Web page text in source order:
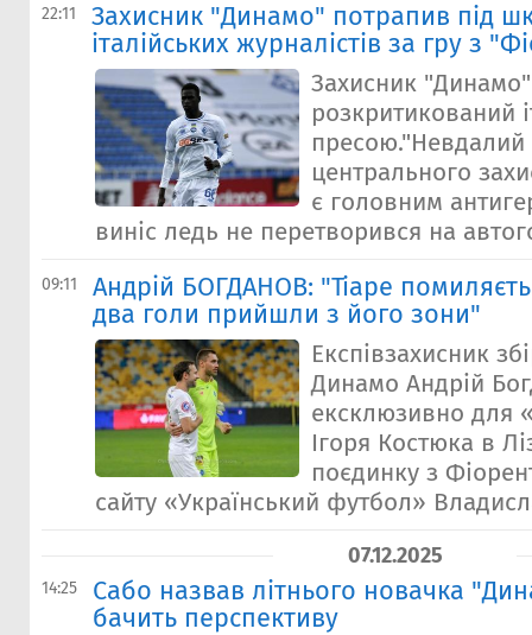
22:11
Захисник "Динамо" потрапив під
італійських журналістів за гру з
Захисник "Динамо"
розкритикований
пресою."Невдалий
центрального
є головним
виніс ледь не перетворився на
09:11
Андрiй БОГДАНОВ: "Тіаре
два голи прийшли з його зони"
Експівзахисник
Динамо Андрій
ексклюзивно для
Ігоря Костюка в
поєдинку з
сайту «Український футбол»
07.12.2025
14:25
Сабо назвав літнього новачка
бачить перспективу